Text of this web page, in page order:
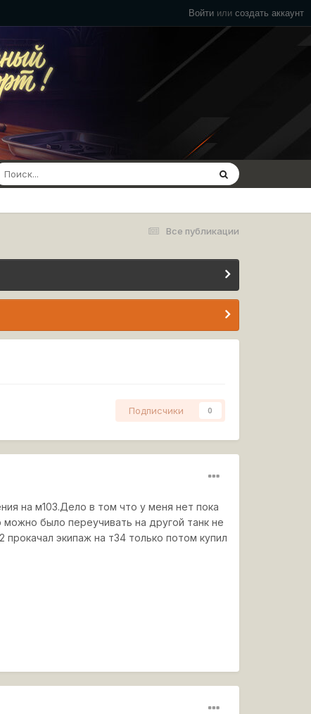
Войти или создать аккаунт
Все публикации
Подписчики 0
на м103.Дело в том что у меня нет пока
было переучивать на другой танк не
экипаж на т34 только потом купил